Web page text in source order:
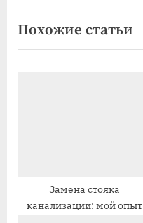
записям
д
ы
п
е
д
а
п
Похожие статьи
Замена стояка
канализации: мой опыт